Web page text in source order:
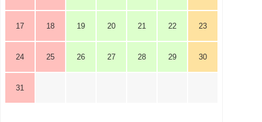
17 18 19 20 21 22 23
24 25 26 27 28 29 30
31